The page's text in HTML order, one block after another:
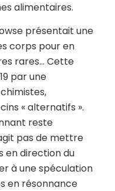
alimentaires.
présentait une
corps pour en
rares… Cette
par une
« alternatifs ».
reste
pas de mettre
en direction du
à une spéculation
en résonnance